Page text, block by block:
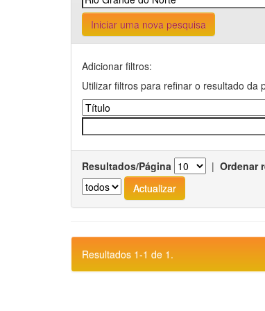
Iniciar uma nova pesquisa
Adicionar filtros:
Utilizar filtros para refinar o resultado da
Resultados/Página | Ordenar
Resultados 1-1 de 1.